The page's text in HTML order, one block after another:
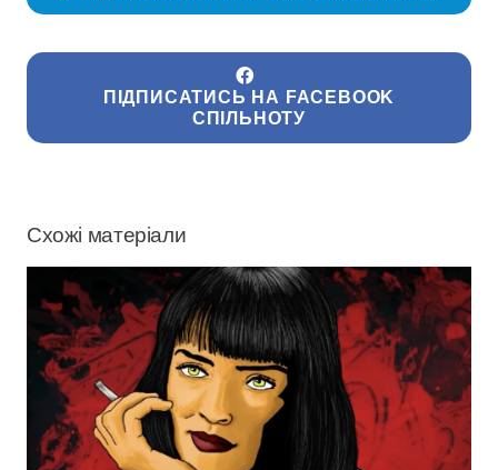
ПІДПИСАТИСЬ НА FACEBOOK
СПІЛЬНОТУ
Схожі матеріали